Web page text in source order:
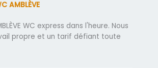
AMBLÈVE
WC express dans l'heure. Nous
propre et un tarif défiant toute